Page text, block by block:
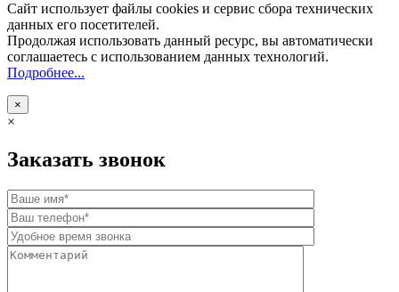
Сайт использует файлы cookies и сервис сбора технических
данных его посетителей.
Продолжая использовать данный ресурс, вы автоматически
соглашаетесь с использованием данных технологий.
Подробнее...
×
×
Заказать звонок